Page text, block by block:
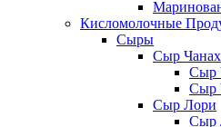
Кисломолочные
Сыры
Сыр Чанах
Сыр
Сыр
Сыр Лори
Сыр